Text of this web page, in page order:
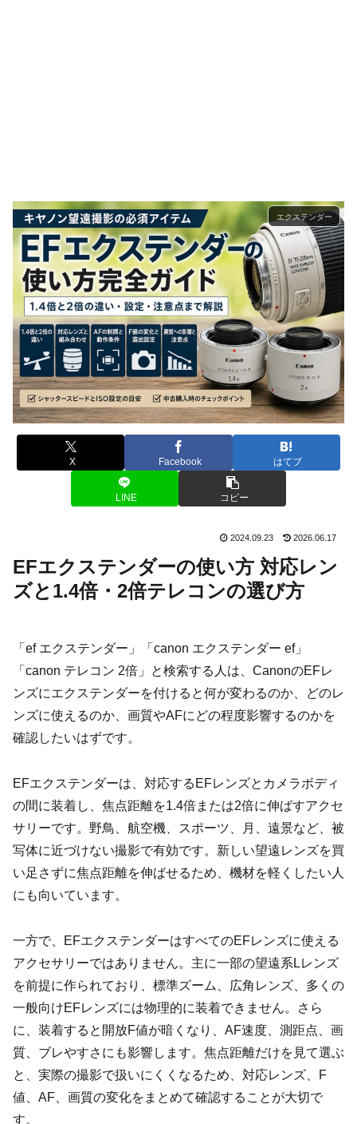
エクステンダー
X Facebook はてブ
LINE コピー
2024.09.23 2026.06.17
EFエクステンダーの使い方 対応レン
ズと1.4倍・2倍テレコンの選び方
「ef エクステンダー」「canon エクステンダー ef」
「canon テレコン 2倍」と検索する人は、CanonのEFレ
ンズにエクステンダーを付けると何が変わるのか、どのレ
ンズに使えるのか、画質やAFにどの程度影響するのかを
確認したいはずです。
EFエクステンダーは、対応するEFレンズとカメラボディ
の間に装着し、焦点距離を1.4倍または2倍に伸ばすアクセ
サリーです。野鳥、航空機、スポーツ、月、遠景など、被
写体に近づけない撮影で有効です。新しい望遠レンズを買
い足さずに焦点距離を伸ばせるため、機材を軽くしたい人
にも向いています。
一方で、EFエクステンダーはすべてのEFレンズに使える
アクセサリーではありません。主に一部の望遠系Lレンズ
を前提に作られており、標準ズーム、広角レンズ、多くの
一般向けEFレンズには物理的に装着できません。さら
に、装着すると開放F値が暗くなり、AF速度、測距点、画
質、ブレやすさにも影響します。焦点距離だけを見て選ぶ
と、実際の撮影で扱いにくくなるため、対応レンズ、F
値、AF、画質の変化をまとめて確認することが大切で
す。